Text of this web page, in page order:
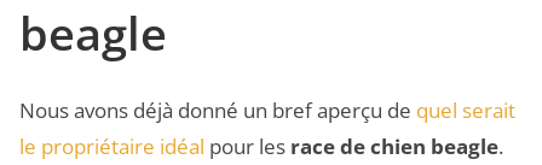
beagle
Nous avons déjà donné un bref aperçu de quel serait
le propriétaire idéal pour les race de chien beagle.